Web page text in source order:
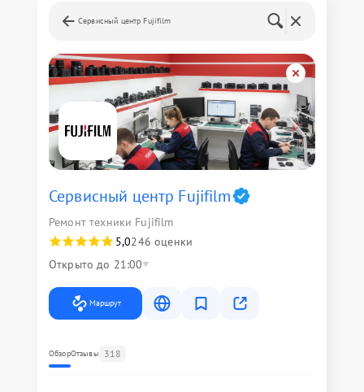
Сервисный центр Fujifilm
Сервисный центр Fujifilm
Ремонт техники Fujifilm
5,0246 оценки
Открыто до 21:00
Маршрут
ОбзорОтзывы 318